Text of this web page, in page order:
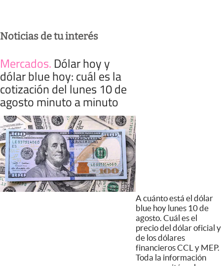
Noticias de tu interés
Mercados. Dólar hoy y
dólar blue hoy: cuál es la
cotización del lunes 10 de
agosto minuto a minuto
A cuánto está el dólar
blue hoy lunes 10 de
agosto. Cuál es el
precio del dólar oficial y
de los dólares
financieros CCL y MEP.
Toda la información